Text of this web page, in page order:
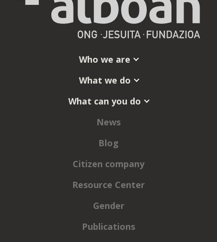
Who we are
What we do
What can you do
News
Blog
Citizen company
Resource Center
Gender
Publications